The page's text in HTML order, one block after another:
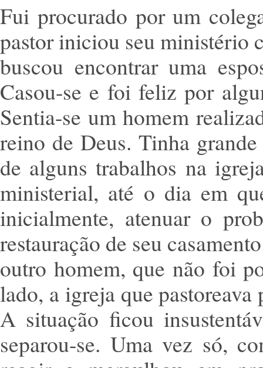
Fui procurado por um
pastor iniciou seu ministério
buscou encontrar uma
Casou-se e foi feliz por
Sentia-se um homem
reino de Deus. Tinha
de alguns trabalhos na
ministerial, até o dia em
inicialmente, atenuar o
restauração de seu
outro homem, que não foi
lado, a igreja que
A situação ficou
separou-se. Uma vez só,